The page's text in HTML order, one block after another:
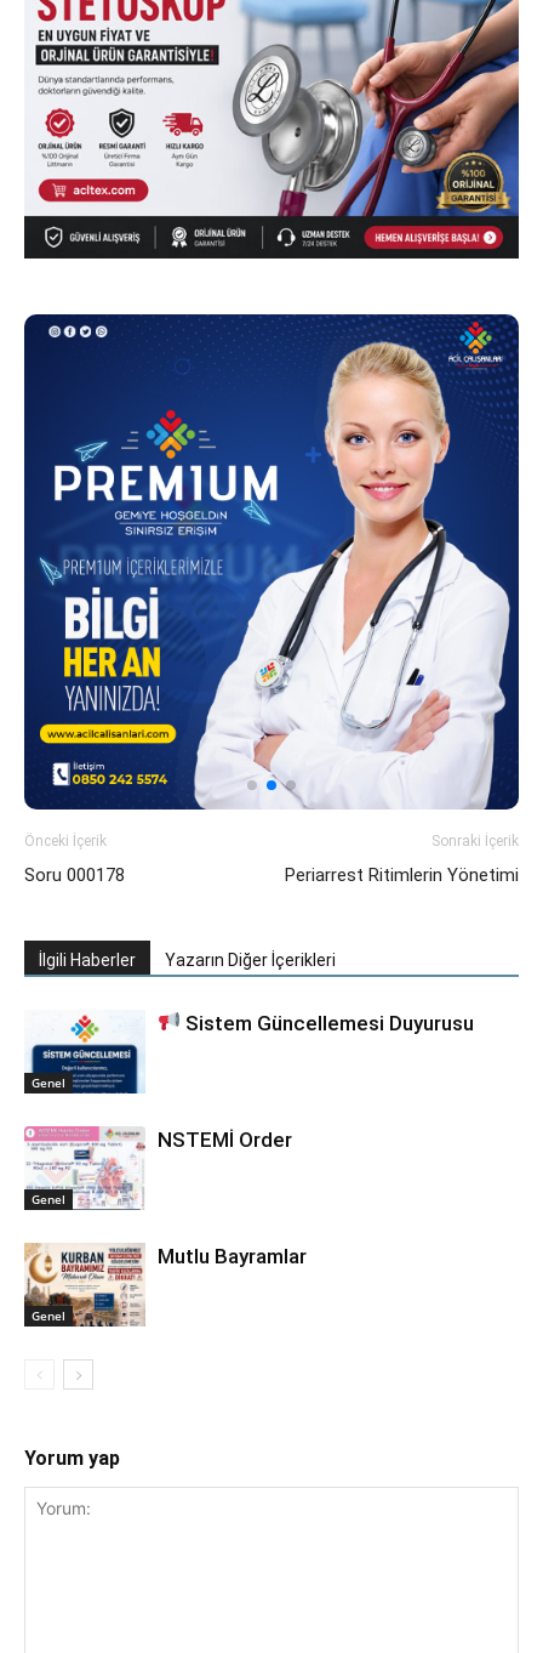
Önceki İçerik
Soru 000178
Sonraki İçerik
Periarrest Ritimlerin Yönetimi
İlgili Haberler Yazarın Diğer İçerikleri
Genel
Sistem Güncellemesi Duyurusu
Genel
NSTEMİ Order
Genel
Mutlu Bayramlar
Yorum yap